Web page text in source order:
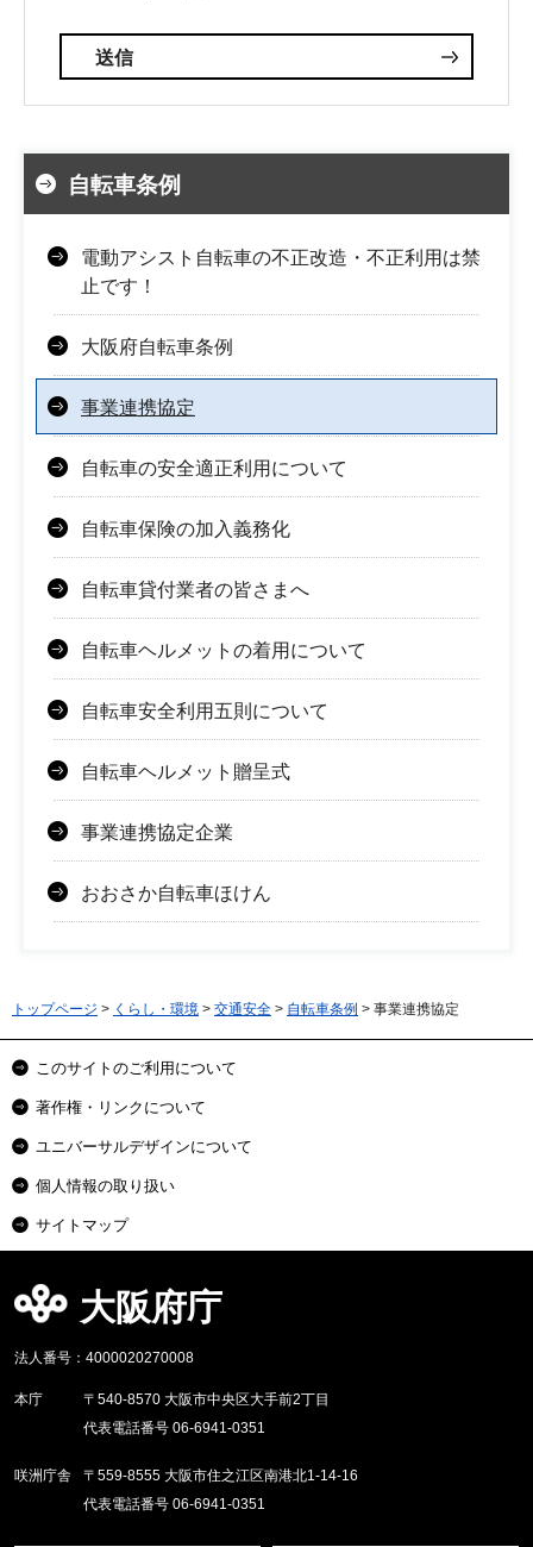
自転車条例
電動アシスト自転車の不正改造・不正利用は禁
止です！
大阪府自転車条例
事業連携協定
自転車の安全適正利用について
自転車保険の加入義務化
自転車貸付業者の皆さまへ
自転車ヘルメットの着用について
自転車安全利用五則について
自転車ヘルメット贈呈式
事業連携協定企業
おおさか自転車ほけん
トップページ > くらし・環境 > 交通安全 > 自転車条例 > 事業連携協定
このサイトのご利用について
著作権・リンクについて
ユニバーサルデザインについて
個人情報の取り扱い
サイトマップ
大阪府庁
法人番号：4000020270008
本庁
〒540-8570 大阪市中央区大手前2丁目
代表電話番号 06-6941-0351
咲洲庁舎
〒559-8555 大阪市住之江区南港北1-14-16
代表電話番号 06-6941-0351